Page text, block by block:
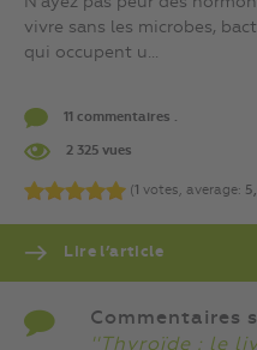
vivre sans les microbes,
qui occupent u...
11 commentaires .
2 325 vues
(1 votes, average:
Lire l’article
Commentaires
''Thyroïde : le